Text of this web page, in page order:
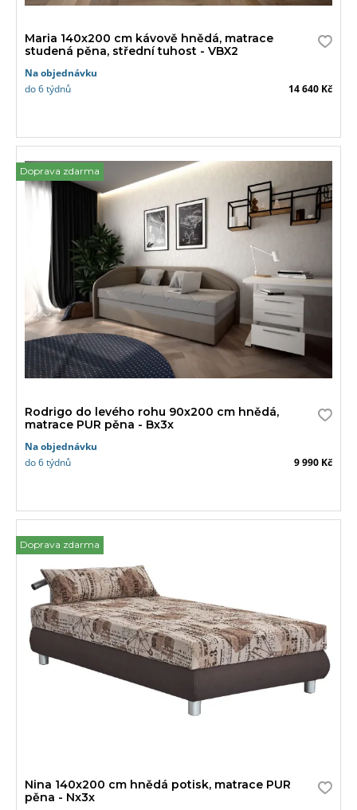
Maria 140x200 cm kávově hnědá, matrace
studená pěna, střední tuhost - VBX2
Na objednávku
do 6 týdnů
14 640 Kč
Doprava zdarma
Rodrigo do levého rohu 90x200 cm hnědá,
matrace PUR pěna - Bx3x
Na objednávku
do 6 týdnů
9 990 Kč
Doprava zdarma
Nina 140x200 cm hnědá potisk, matrace PUR
pěna - Nx3x